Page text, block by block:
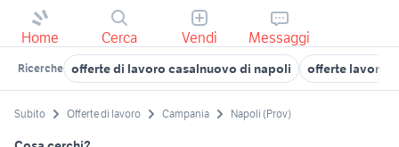
Home Cerca Vendi Messaggi
Ricerche offerte di lavoro casalnuovo di napoli offerte lavoro
Subito Offerte di lavoro Campania Napoli (Prov)